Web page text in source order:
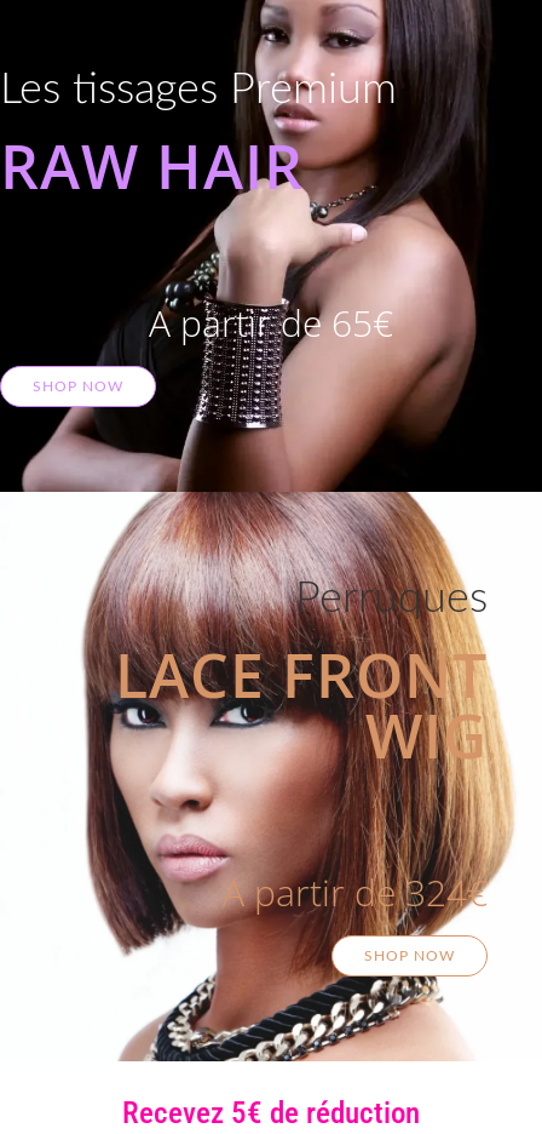
Les tissages Premium
RAW HAIR
A partir de 65€
SHOP NOW
Perruques
LACE FRONT
WIG
A partir de 324€
SHOP NOW
Recevez 5€ de réduction